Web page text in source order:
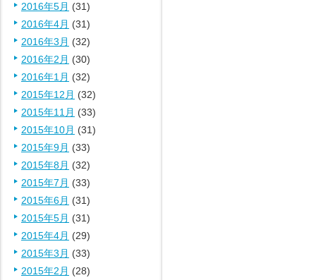
2016年5月 (31)
2016年4月 (31)
2016年3月 (32)
2016年2月 (30)
2016年1月 (32)
2015年12月 (32)
2015年11月 (33)
2015年10月 (31)
2015年9月 (33)
2015年8月 (32)
2015年7月 (33)
2015年6月 (31)
2015年5月 (31)
2015年4月 (29)
2015年3月 (33)
2015年2月 (28)